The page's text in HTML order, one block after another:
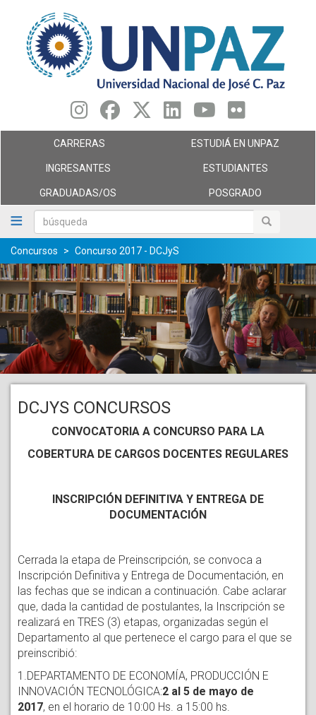
contenido
principal
búsqueda búsqueda
CARRERAS ESTUDIÁ EN UNPAZ
INGRESANTES ESTUDIANTES
GRADUADAS/OS POSGRADO
Concursos Concurso 2017 - DCJyS
DCJYS CONCURSOS
CONVOCATORIA A CONCURSO PARA LA
COBERTURA DE CARGOS DOCENTES REGULARES
INSCRIPCIÓN DEFINITIVA Y ENTREGA DE
DOCUMENTACIÓN
Cerrada la etapa de Preinscripción, se convoca a
Inscripción Definitiva y Entrega de Documentación, en
las fechas que se indican a continuación. Cabe aclarar
que, dada la cantidad de postulantes, la Inscripción se
realizará en TRES (3) etapas, organizadas según el
Departamento al que pertenece el cargo para el que se
preinscribió:
1.DEPARTAMENTO DE ECONOMÍA, PRODUCCIÓN E
INNOVACIÓN TECNOLÓGICA:2 al 5 de mayo de
2017, en el horario de 10:00 Hs. a 15:00 hs.